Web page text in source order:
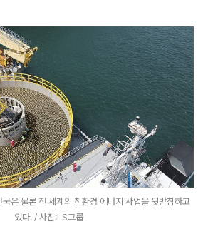
은 물론 전 세계의 친환경 에너지 사업을 뒷받침하고
있다. / 사진:LS그룹